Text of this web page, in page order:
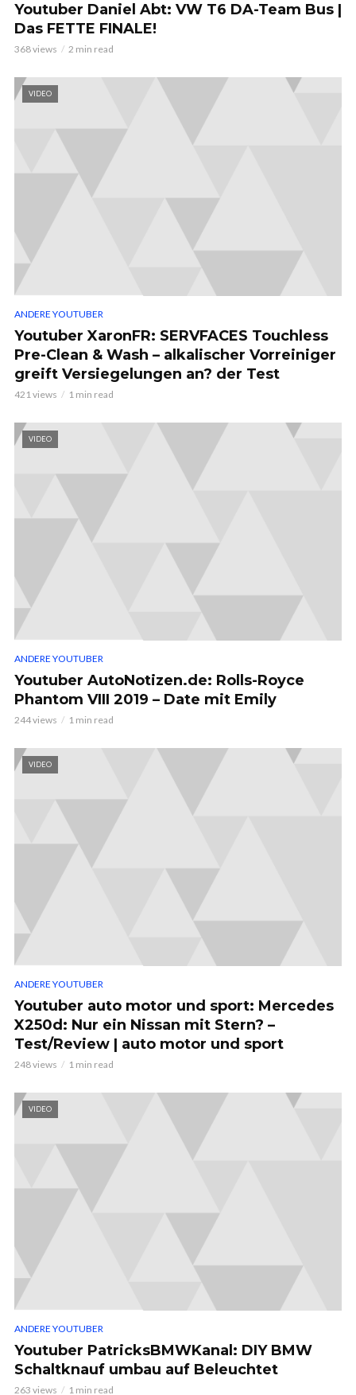
Youtuber Daniel Abt: VW T6 DA-Team Bus |
Das FETTE FINALE!
368 views 2 min read
VIDEO
ANDERE YOUTUBER
Youtuber XaronFR: SERVFACES Touchless
Pre-Clean & Wash – alkalischer Vorreiniger
greift Versiegelungen an? der Test
421 views 1 min read
VIDEO
ANDERE YOUTUBER
Youtuber AutoNotizen.de: Rolls-Royce
Phantom VIII 2019 – Date mit Emily
244 views 1 min read
VIDEO
ANDERE YOUTUBER
Youtuber auto motor und sport: Mercedes
X250d: Nur ein Nissan mit Stern? –
Test/Review | auto motor und sport
248 views 1 min read
VIDEO
ANDERE YOUTUBER
Youtuber PatricksBMWKanal: DIY BMW
Schaltknauf umbau auf Beleuchtet
263 views 1 min read